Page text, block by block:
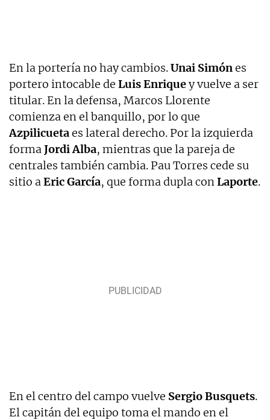
En la portería no hay cambios.Unai Simónes
portero intocable de Luis Enriquey vuelve a ser
titular. En la defensa, Marcos Llorente
comienza en el banquillo, por lo que
Azpilicuetaes lateral derecho. Por la izquierda
formaJordi Alba, mientras que la pareja de
centrales también cambia. Pau Torres cede su
sitio aEric García, que forma dupla conLaporte.
En el centro del campo vuelve Sergio Busquets.
El capitán del equipo toma el mando en el